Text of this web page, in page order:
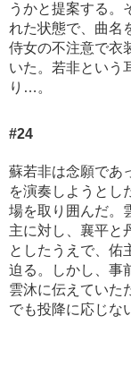
うかと提案する。
れた状態で、曲名
侍女の不注意で衣
いた。若非という
り…。
#24
蘇若非は念願であ
を演奏しようとし
場を取り囲んだ。
主に対し、襄平と
としたうえで、佑
迫る。しかし、事
雲沐に伝えていた
でも投降に応じな